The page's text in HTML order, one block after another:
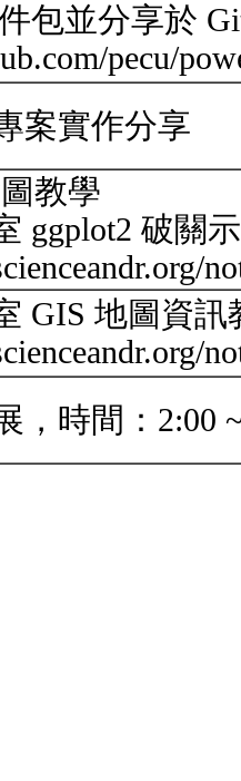
包並分享於
pecu/
案實作分享
教學
ggplot2 破關
GIS 地圖資訊
，時間：2:00